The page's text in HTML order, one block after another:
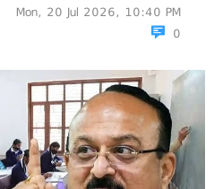
Mon, 20 Jul 2026, 10:40 PM
0